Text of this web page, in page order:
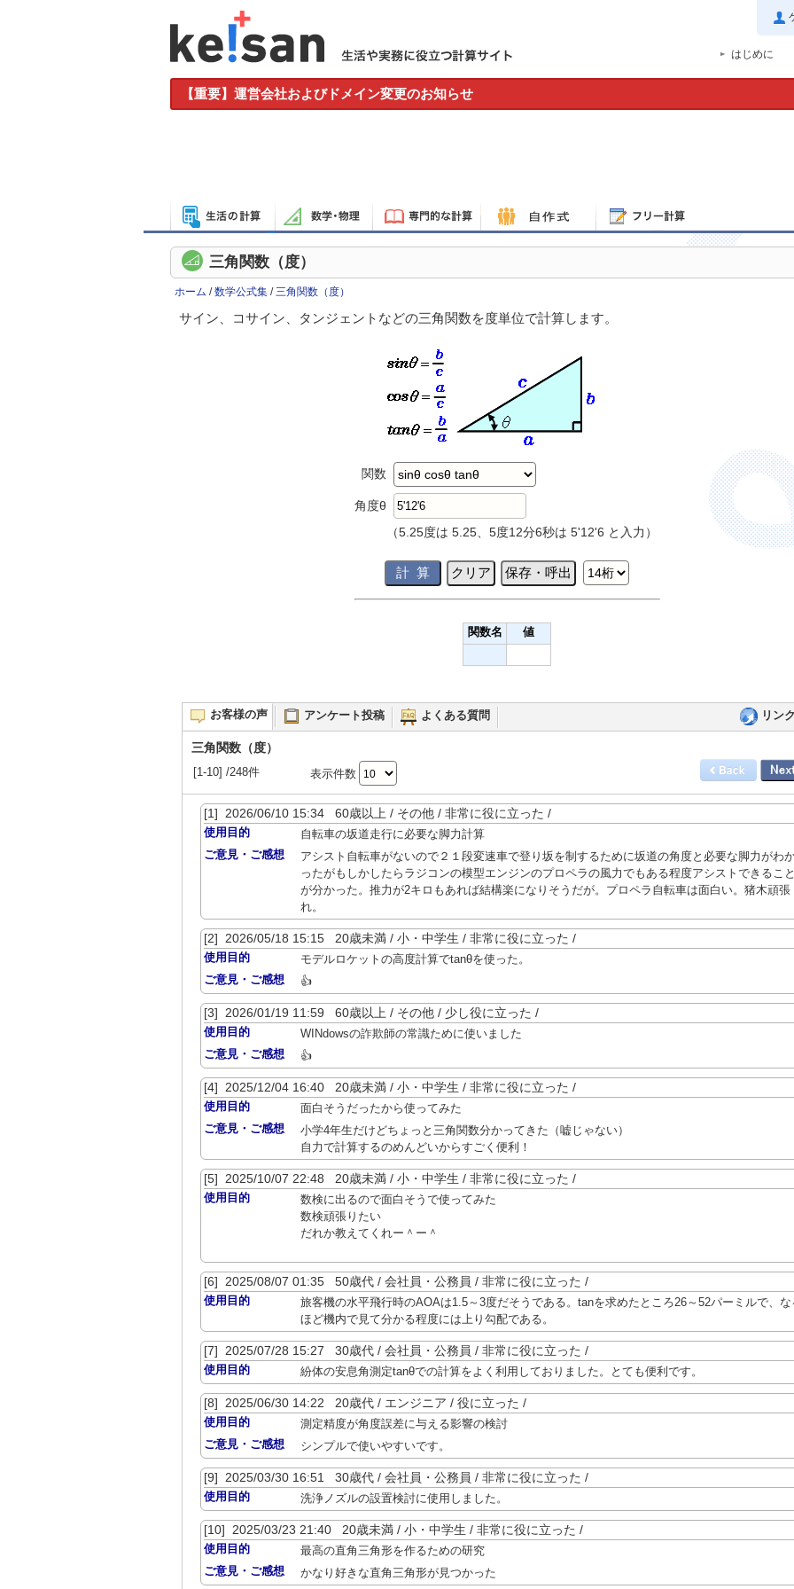
はじめに
【重要】運営会社およびドメイン変更のお知らせ
三角関数（度）
ホーム /数学公式集 /三角関数（度）
サイン、コサイン、タンジェントなどの三角関数を度単位で計算します。
関数
角度θ
（5.25度は 5.25、5度12分6秒は 5'12'6 と入力）
関数名 値
お客様の声 アンケート投稿 よくある質問 リン
三角関数（度）
[1-10] /248件 表示件数
[1] 2026/06/10 15:34 60歳以上 / その他 / 非常に役に立った /
使用目的
自転車の坂道走行に必要な脚力計算
ご意見・ご感想
アシスト自転車がないので２１段変速車で登り坂を制するために坂道の角度と必要な脚力がわ
ったがもしかしたらラジコンの模型エンジンのプロペラの風力でもある程度アシストできるこ
が分かった。推力が2キロもあれば結構楽になりそうだが。プロペラ自転車は面白い。猪木頑張
れ。
[2] 2026/05/18 15:15 20歳未満 / 小・中学生 / 非常に役に立った /
使用目的
モデルロケットの高度計算でtanθを使った。
ご意見・ご感想
👍️
[3] 2026/01/19 11:59 60歳以上 / その他 / 少し役に立った /
使用目的
WINdowsの詐欺師の常識ために使いました
ご意見・ご感想
👍
[4] 2025/12/04 16:40 20歳未満 / 小・中学生 / 非常に役に立った /
使用目的
面白そうだったから使ってみた
ご意見・ご感想
小学4年生だけどちょっと三角関数分かってきた（嘘じゃない）
自力で計算するのめんどいからすごく便利！
[5] 2025/10/07 22:48 20歳未満 / 小・中学生 / 非常に役に立った /
使用目的
数検に出るので面白そうで使ってみた
数検頑張りたい
だれか教えてくれー＾ー＾
[6] 2025/08/07 01:35 50歳代 / 会社員・公務員 / 非常に役に立った /
使用目的
旅客機の水平飛行時のAOAは1.5～3度だそうである。tanを求めたところ26～52パーミルで、な
ほど機内で見て分かる程度には上り勾配である。
[7] 2025/07/28 15:27 30歳代 / 会社員・公務員 / 非常に役に立った /
使用目的 紛体の安息角測定tanθでの計算をよく利用しておりました。とても便利です。
[8] 2025/06/30 14:22 20歳代 / エンジニア / 役に立った /
使用目的
測定精度が角度誤差に与える影響の検討
ご意見・ご感想
シンプルで使いやすいです。
[9] 2025/03/30 16:51 30歳代 / 会社員・公務員 / 非常に役に立った /
使用目的 洗浄ノズルの設置検討に使用しました。
[10] 2025/03/23 21:40 20歳未満 / 小・中学生 / 非常に役に立った /
使用目的
最高の直角三角形を作るための研究
ご意見・ご感想
かなり好きな直角三角形が見つかった